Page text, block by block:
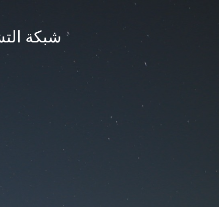
شبكة